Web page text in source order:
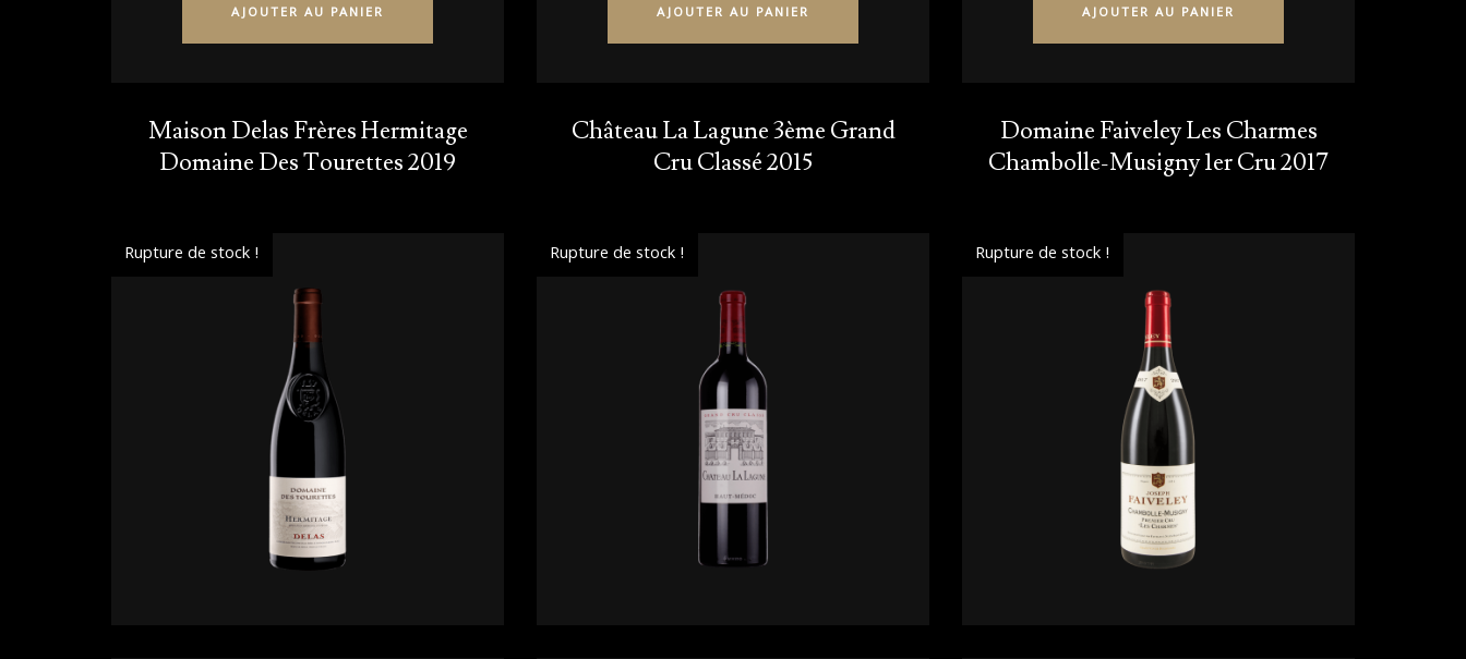
AJOUTER AU PANIER AJOUTER AU PANIER AJOUTER AU PANIER
Maison Delas Frères Hermitage
Domaine Des Tourettes 2019
Rupture de stock !
Château La Lagune 3ème Grand
Cru Classé 2015
Rupture de stock !
Domaine Faiveley Les Charmes
Chambolle-Musigny 1er Cru 2017
Rupture de stock !